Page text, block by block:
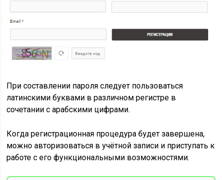
При составлении пароля следует пользоваться
латинскими буквами в различном регистре в
сочетании с арабскими цифрами.
Когда регистрационная процедура будет завершена,
можно авторизоваться в учётной записи и приступать к
работе с его функциональными возможностями.